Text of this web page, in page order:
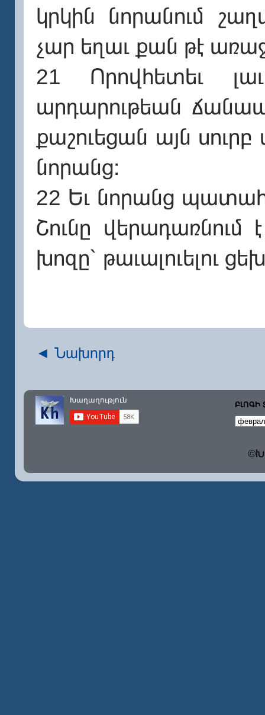
կրկին նորանում
չար եղաւ քան թէ
21 Որովհետեւ
արդարութեան
քաշուեցան այն
նորանց։
22 Եւ նորանց
Շունը վերադառնում
խոզը՝ թաւալուելու
◄ Նախորդ
ԲԼՈԳԻ